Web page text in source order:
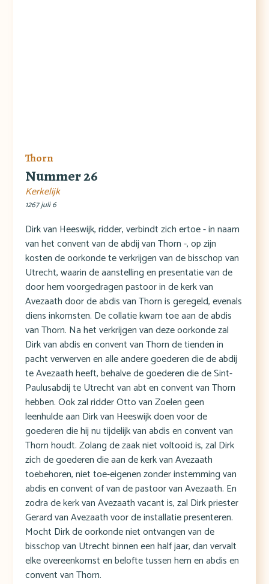
Thorn
Nummer 26
Kerkelijk
1267 juli 6
Dirk van Heeswijk, ridder, verbindt zich ertoe - in naam
van het convent van de abdij van Thorn -, op zijn
kosten de oorkonde te verkrijgen van de bisschop van
Utrecht, waarin de aanstelling en presentatie van de
door hem voorgedragen pastoor in de kerk van
Avezaath door de abdis van Thorn is geregeld, evenals
diens inkomsten. De collatie kwam toe aan de abdis
van Thorn. Na het verkrijgen van deze oorkonde zal
Dirk van abdis en convent van Thorn de tienden in
pacht verwerven en alle andere goederen die de abdij
te Avezaath heeft, behalve de goederen die de Sint-
Paulusabdij te Utrecht van abt en convent van Thorn
hebben. Ook zal ridder Otto van Zoelen geen
leenhulde aan Dirk van Heeswijk doen voor de
goederen die hij nu tijdelijk van abdis en convent van
Thorn houdt. Zolang de zaak niet voltooid is, zal Dirk
zich de goederen die aan de kerk van Avezaath
toebehoren, niet toe-eigenen zonder instemming van
abdis en convent of van de pastoor van Avezaath. En
zodra de kerk van Avezaath vacant is, zal Dirk priester
Gerard van Avezaath voor de installatie presenteren.
Mocht Dirk de oorkonde niet ontvangen van de
bisschop van Utrecht binnen een half jaar, dan vervalt
elke overeenkomst en belofte tussen hem en abdis en
convent van Thorn.